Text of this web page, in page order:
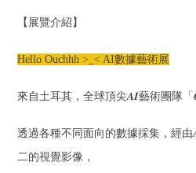
【展覽介紹】
Hello Ouchhh >_< AI數據藝術展
來自土耳其，全球頂尖𝑨𝑰藝術團隊「
透過各種不同面向的數據採集，經由
二的視覺影像，